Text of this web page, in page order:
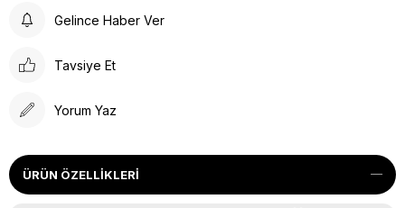
Gelince Haber Ver
Tavsiye Et
Yorum Yaz
ÜRÜN ÖZELLIKLERI